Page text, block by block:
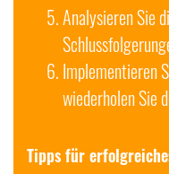
Analysieren Sie
Implementieren
wiederholen Sie
Tipps für